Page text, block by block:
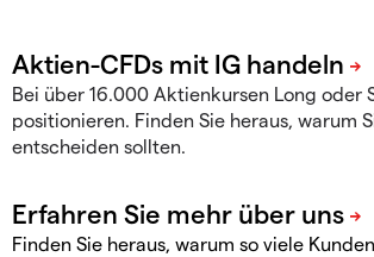
Bei über 16.000 Aktienkursen Long oder
positionieren. Finden Sie heraus, warum
entscheiden sollten.
Finden Sie heraus, warum so viele